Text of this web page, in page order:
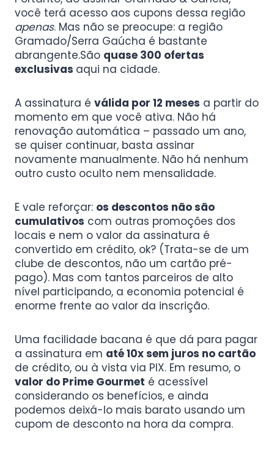
você terá acesso aos cupons dessa região
apenas. Mas não se preocupe: a região
Gramado/Serra Gaúcha é bastante
abrangente.São quase 300 ofertas
exclusivas aqui na cidade.
A assinatura é válida por 12 meses a partir do
momento em que você ativa. Não há
renovação automática – passado um ano,
se quiser continuar, basta assinar
novamente manualmente. Não há nenhum
outro custo oculto nem mensalidade.
E vale reforçar: os descontos não são
cumulativos com outras promoções dos
locais e nem o valor da assinatura é
convertido em crédito, ok? (Trata-se de um
clube de descontos, não um cartão pré-
pago). Mas com tantos parceiros de alto
nível participando, a economia potencial é
enorme frente ao valor da inscrição.
Uma facilidade bacana é que dá para pagar
a assinatura em até 10x sem juros no cartão
de crédito, ou à vista via PIX. Em resumo, o
valor do Prime Gourmet é acessível
considerando os benefícios, e ainda
podemos deixá-lo mais barato usando um
cupom de desconto na hora da compra.